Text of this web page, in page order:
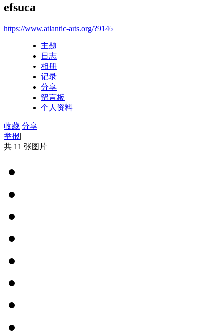
efsuca
https://www.atlantic-arts.org/?9146
主题
日志
相册
记录
分享
留言板
个人资料
收藏 分享
举报|
共 11 张图片